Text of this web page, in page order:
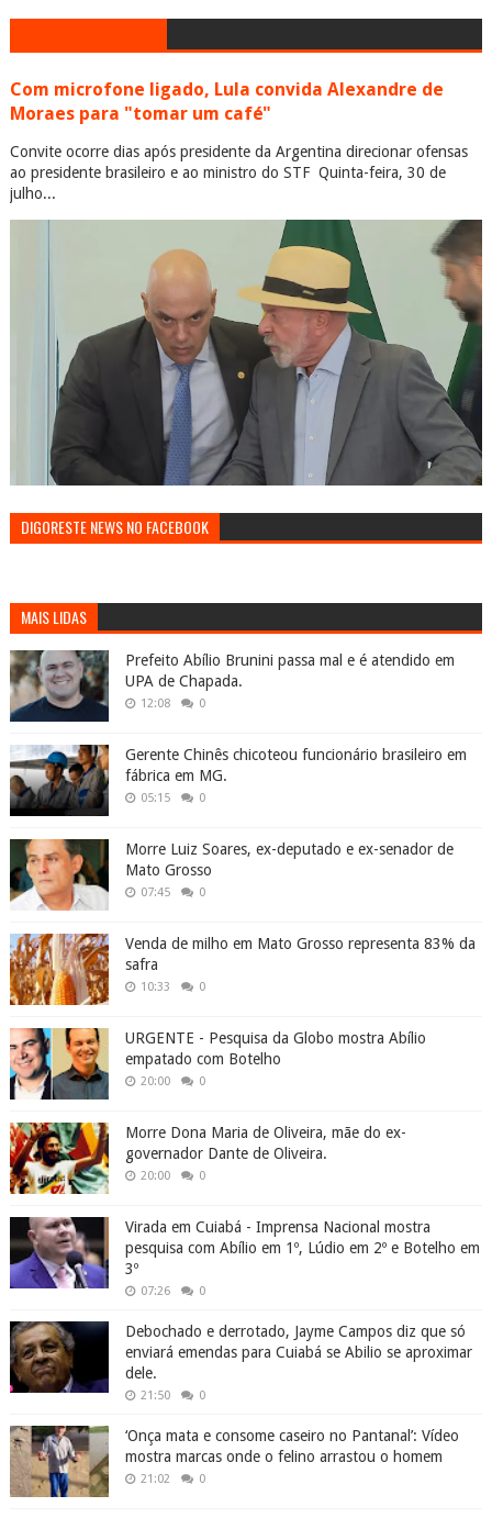
Com microfone ligado, Lula convida Alexandre de
Moraes para "tomar um café"
Convite ocorre dias após presidente da Argentina direcionar ofensas
ao presidente brasileiro e ao ministro do STF Quinta-feira, 30 de
julho...
DIGORESTE NEWS NO FACEBOOK
MAIS LIDAS
Prefeito Abílio Brunini passa mal e é atendido em
UPA de Chapada.
12:08 0
Gerente Chinês chicoteou funcionário brasileiro em
fábrica em MG.
05:15 0
Morre Luiz Soares, ex-deputado e ex-senador de
Mato Grosso
07:45 0
Venda de milho em Mato Grosso representa 83% da
safra
10:33 0
URGENTE - Pesquisa da Globo mostra Abílio
empatado com Botelho
20:00 0
Morre Dona Maria de Oliveira, mãe do ex-
governador Dante de Oliveira.
20:00 0
Virada em Cuiabá - Imprensa Nacional mostra
pesquisa com Abílio em 1º, Lúdio em 2º e Botelho em
3º
07:26 0
Debochado e derrotado, Jayme Campos diz que só
enviará emendas para Cuiabá se Abilio se aproximar
dele.
21:50 0
‘Onça mata e consome caseiro no Pantanal’: Vídeo
mostra marcas onde o felino arrastou o homem
21:02 0